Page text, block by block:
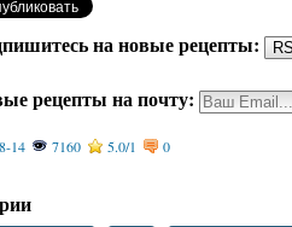
на новые рецепты:
рецепты на почту:
14 7160 5.0/1 0